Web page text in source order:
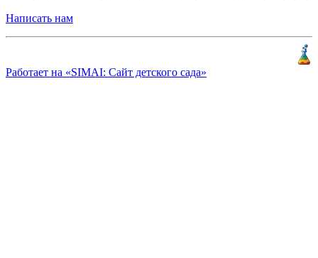
Написать нам
Работает на «SIMAI: Сайт детского сада»